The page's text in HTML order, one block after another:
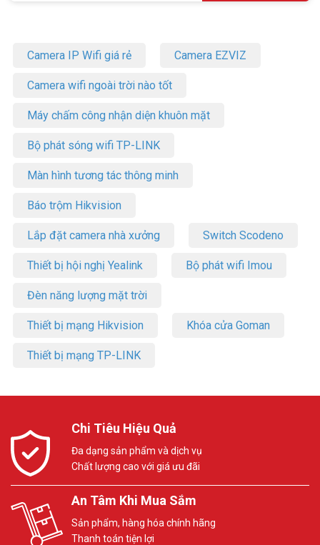
Camera IP Wifi giá rẻ Camera EZVIZ
Camera wifi ngoài trời nào tốt
Máy chấm công nhận diện khuôn mặt
Bộ phát sóng wifi TP-LINK
Màn hình tương tác thông minh
Báo trộm Hikvision
Lắp đặt camera nhà xưởng Switch Scodeno
Thiết bị hội nghị Yealink Bộ phát wifi Imou
Đèn năng lượng mặt trời
Thiết bị mạng Hikvision Khóa cửa Goman
Thiết bị mạng TP-LINK
Chi Tiêu Hiệu Quả
Đa dạng sản phẩm và dịch vụ
Chất lượng cao với giá ưu đãi
An Tâm Khi Mua Sắm
Sản phẩm, hàng hóa chính hãng
Thanh toán tiện lợi